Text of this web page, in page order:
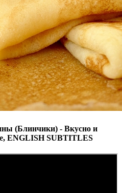
(Блинчики) - Вкусно и
ENGLISH SUBTITLES